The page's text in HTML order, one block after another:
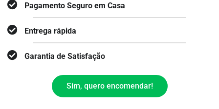
Pagamento Seguro em Casa
Entrega rápida
Garantia de Satisfação
Sim, quero encomendar!